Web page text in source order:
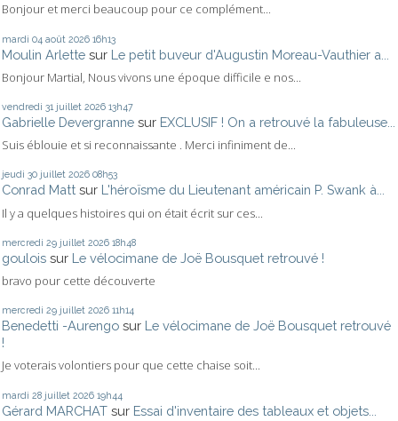
Bonjour et merci beaucoup pour ce complément...
mardi 04 août 2026 16h13
Moulin Arlette sur Le petit buveur d'Augustin Moreau-Vauthier a...
Bonjour Martial, Nous vivons une époque difficile e nos...
vendredi 31 juillet 2026 13h47
Gabrielle Devergranne sur EXCLUSIF ! On a retrouvé la fabuleuse...
Suis éblouie et si reconnaissante . Merci infiniment de...
jeudi 30 juillet 2026 08h53
Conrad Matt sur L'héroïsme du Lieutenant américain P. Swank à...
Il y a quelques histoires qui on était écrit sur ces...
mercredi 29 juillet 2026 18h48
goulois sur Le vélocimane de Joë Bousquet retrouvé !
bravo pour cette découverte
mercredi 29 juillet 2026 11h14
Benedetti -Aurengo sur Le vélocimane de Joë Bousquet retrouvé
!
Je voterais volontiers pour que cette chaise soit...
mardi 28 juillet 2026 19h44
Gérard MARCHAT sur Essai d'inventaire des tableaux et objets...